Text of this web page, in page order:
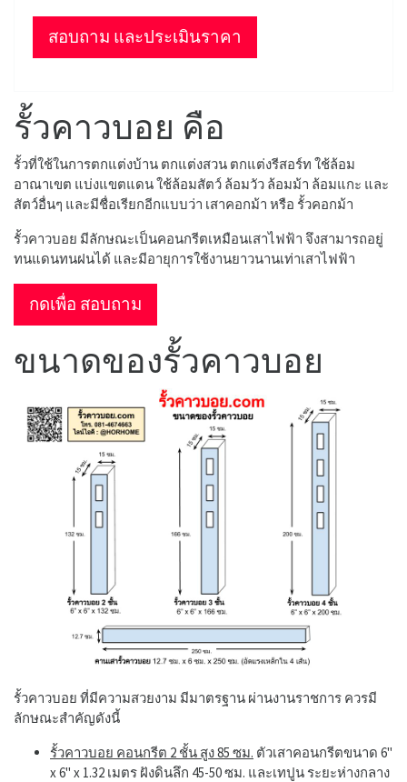
สอบถาม และประเมินราคา
รั้วคาวบอย คือ
รั้วที่ใช้ในการตกแต่งบ้าน ตกแต่งสวน ตกแต่งรีสอร์ท ใช้ล้อม
อาณาเขต แบ่งแขตแดน ใช้ล้อมสัตว์ ล้อมวัว ล้อมม้า ล้อมแกะ และ
สัตว์อื่นๆ และมีชื่อเรียกอีกแบบว่า เสาคอกม้า หรือ รั้วคอกม้า
รั้วคาวบอย มีลักษณะเป็นคอนกรีตเหมือนเสาไฟฟ้า จึงสามารถอยู่
ทนแดนทนฝนได้ และมีอายุการใช้งานยาวนานเท่าเสาไฟฟ้า
กดเพื่อ สอบถาม
ขนาดของรั้วคาวบอย
รั้วคาวบอย ที่มีความสวยงาม มีมาตรฐาน ผ่านงานราชการ ควรมี
ลักษณะสำคัญดังนี้
รั้วคาวบอย คอนกรีต 2 ชั้น สูง 85 ซม. ตัวเสาคอนกรีตขนาด 6"
x 6" x 1.32 เมตร ฝังดินลึก 45-50 ซม. และเทปูน ระยะห่างกลาง